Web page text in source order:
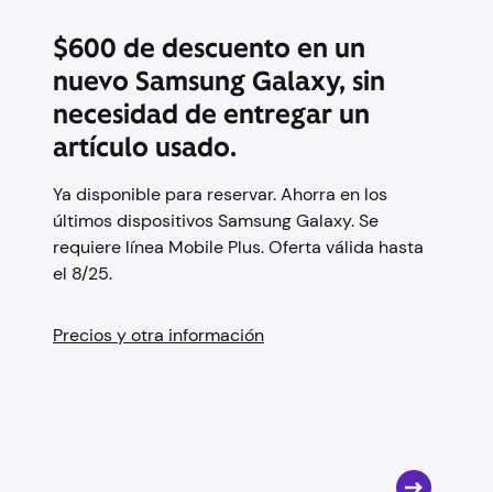
$600 de descuento en un
nuevo Samsung Galaxy, sin
necesidad de entregar un
artículo usado.
Ya disponible para reservar. Ahorra en los
últimos dispositivos Samsung Galaxy. Se
requiere línea Mobile Plus. Oferta válida hasta
el 8/25.
Precios y otra información